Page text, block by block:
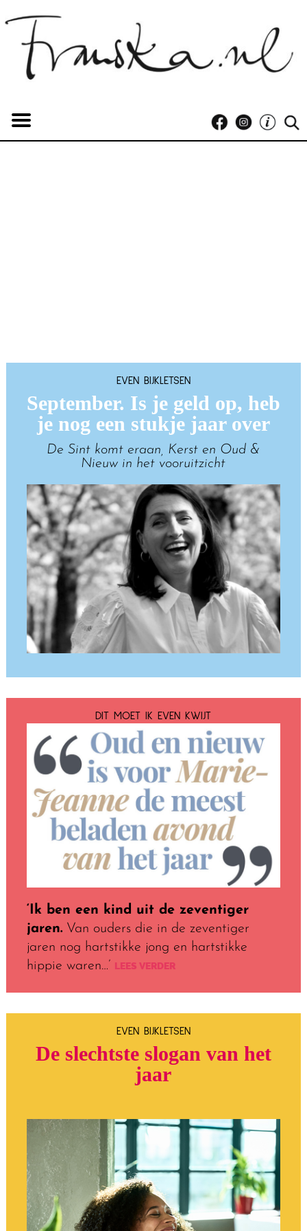
EVEN BIJKLETSEN
September. Is je geld op, heb
je nog een stukje jaar over
De Sint komt eraan, Kerst en Oud &
Nieuw in het vooruitzicht
DIT MOET IK EVEN KWIJT
‘Ik ben een kind uit de zeventiger
jaren.Van ouders die in de zeventiger
jaren nog hartstikke jong en hartstikke
hippie waren…’ LEES VERDER
EVEN BIJKLETSEN
De slechtste slogan van het
jaar